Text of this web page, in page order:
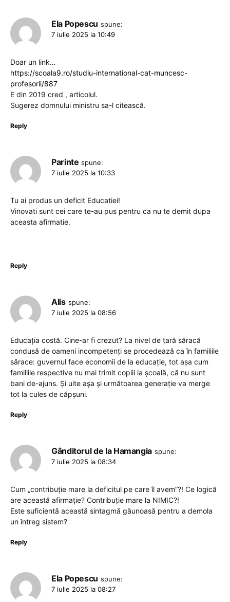
Ela Popescu spune:
7 iulie 2025 la 10:49
Doar un link…
https://scoala9.ro/studiu-international-cat-muncesc-
profesorii/887
E din 2019 cred , articolul.
Sugerez domnului ministru sa-l citească.
Reply
Parinte spune:
7 iulie 2025 la 10:33
Tu ai produs un deficit Educatiei!
Vinovati sunt cei care te-au pus pentru ca nu te demit dupa
aceasta afirmatie.
Reply
Alis spune:
7 iulie 2025 la 08:56
Educația costă. Cine-ar fi crezut? La nivel de țară săracă
condusă de oameni incompetenți se procedează ca în familiile
sărace: guvernul face economii de la educație, tot așa cum
familiile respective nu mai trimit copiii la școală, că nu sunt
bani de-ajuns. Și uite așa și următoarea generație va merge
tot la cules de căpșuni.
Reply
Gânditorul de la Hamangia spune:
7 iulie 2025 la 08:34
Cum „contribuție mare la deficitul pe care îl avem”?! Ce logică
are această afirmație? Contribuție mare la NIMIC?!
Este suficientă această sintagmă găunoasă pentru a demola
un întreg sistem?
Reply
Ela Popescu spune:
7 iulie 2025 la 08:27